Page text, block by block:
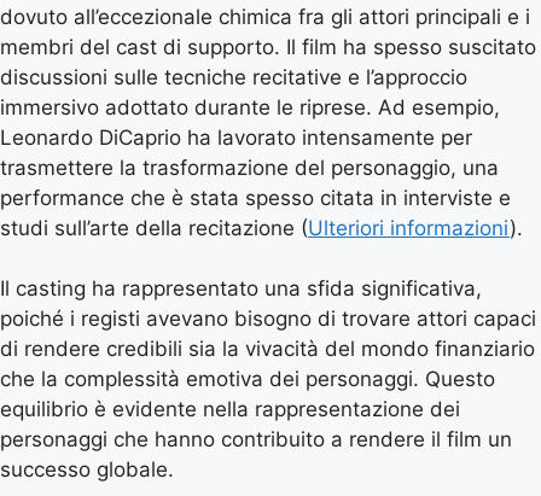
dovuto all’eccezionale chimica fra gli attori principali e i
membri del cast di supporto. Il film ha spesso suscitato
discussioni sulle tecniche recitative e l’approccio
immersivo adottato durante le riprese. Ad esempio,
Leonardo DiCaprio ha lavorato intensamente per
trasmettere la trasformazione del personaggio, una
performance che è stata spesso citata in interviste e
studi sull’arte della recitazione (Ulteriori informazioni).
Il casting ha rappresentato una sfida significativa,
poiché i registi avevano bisogno di trovare attori capaci
di rendere credibili sia la vivacità del mondo finanziario
che la complessità emotiva dei personaggi. Questo
equilibrio è evidente nella rappresentazione dei
personaggi che hanno contribuito a rendere il film un
successo globale.